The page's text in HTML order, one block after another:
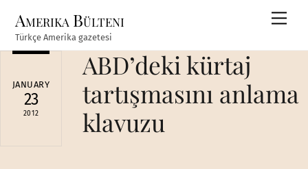
content
Amerika Bülteni
Türkçe Amerika gazetesi
JANUARY
23
2012
ABD’deki kürtaj
tartışmasını anlama
klavuzu